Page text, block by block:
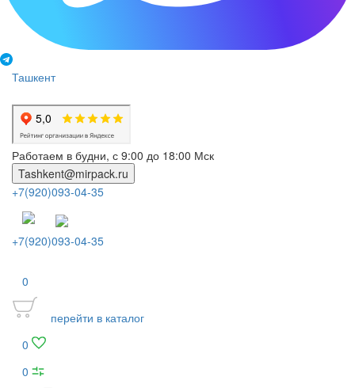
Ташкент
Работаем в будни, с 9:00 до 18:00 Мск
Tashkent@mirpack.ru
+7(920)093-04-35
+7(920)093-04-35
0
перейти в каталог
0
0